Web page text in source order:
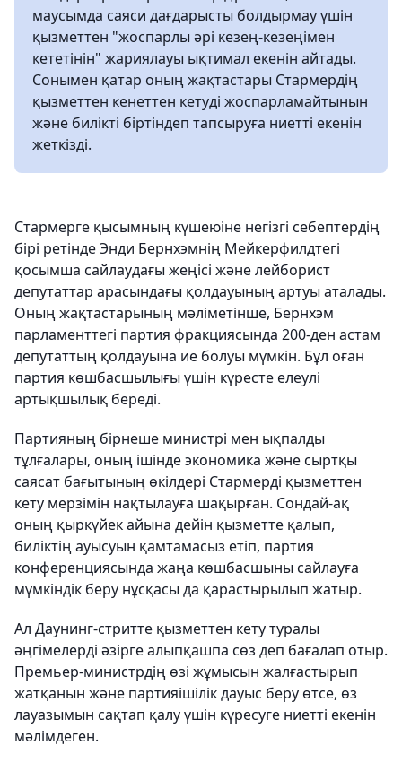
маусымда саяси дағдарысты болдырмау үшін
қызметтен "жоспарлы әрі кезең-кезеңімен
кететінін" жариялауы ықтимал екенін айтады.
Сонымен қатар оның жақтастары Стармердің
қызметтен кенеттен кетуді жоспарламайтынын
және билікті біртіндеп тапсыруға ниетті екенін
жеткізді.
Стармерге қысымның күшеюіне негізгі себептердің
бірі ретінде Энди Бернхэмнің Мейкерфилдтегі
қосымша сайлаудағы жеңісі және лейборист
депутаттар арасындағы қолдауының артуы аталады.
Оның жақтастарының мәліметінше, Бернхэм
парламенттегі партия фракциясында 200-ден астам
депутаттың қолдауына ие болуы мүмкін. Бұл оған
партия көшбасшылығы үшін күресте елеулі
артықшылық береді.
Партияның бірнеше министрі мен ықпалды
тұлғалары, оның ішінде экономика және сыртқы
саясат бағытының өкілдері Стармерді қызметтен
кету мерзімін нақтылауға шақырған. Сондай-ақ
оның қыркүйек айына дейін қызметте қалып,
биліктің ауысуын қамтамасыз етіп, партия
конференциясында жаңа көшбасшыны сайлауға
мүмкіндік беру нұсқасы да қарастырылып жатыр.
Ал Даунинг-стритте қызметтен кету туралы
әңгімелерді әзірге алыпқашпа сөз деп бағалап отыр.
Премьер-министрдің өзі жұмысын жалғастырып
жатқанын және партияішілік дауыс беру өтсе, өз
лауазымын сақтап қалу үшін күресуге ниетті екенін
мәлімдеген.